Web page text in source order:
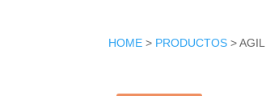
HOME > PRODUCTOS >